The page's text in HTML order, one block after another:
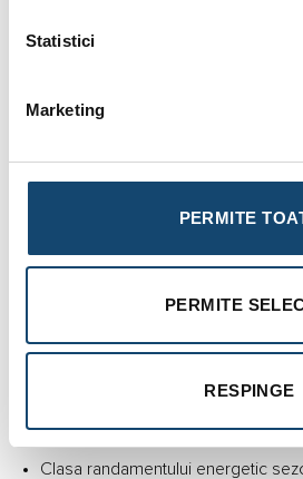
Statistici
Marketing
PERMITE
PERMITE
RESPINGE
eficienta ridicata asigura costuri
Temperatura ambianta constanta
Pompa modulara de inalta eficienta
Detalii tehnice
Clasa randamentului energetic